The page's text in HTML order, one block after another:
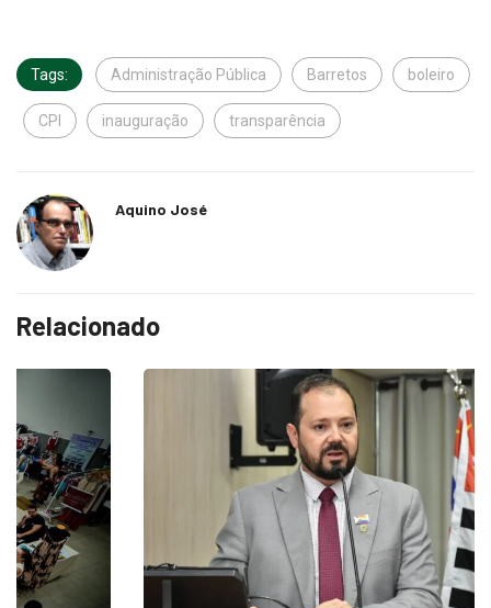
Tags: Administração Pública Barretos boleiro
CPI inauguração transparência
Aquino José
Relacionado